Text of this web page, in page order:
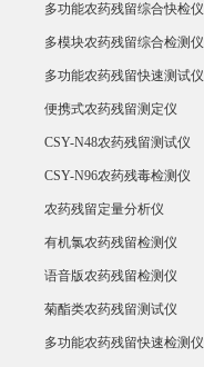
多功能农药残留综合快检仪
多模块农药残留综合检测仪
多功能农药残留快速测试仪
便携式农药残留测定仪
CSY-N48农药残留测试仪
CSY-N96农药残毒检测仪
农药残留定量分析仪
有机氯农药残留检测仪
语音版农药残留检测仪
菊酯类农药残留测试仪
多功能农药残留快速检测仪